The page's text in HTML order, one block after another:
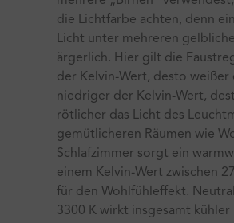
die Lichtfarbe achten, denn
Licht unter mehreren
ärgerlich. Hier gilt die
der Kelvin-Wert, desto weißer
niedriger der Kelvin-Wert,
rötlicher das Licht des
gemütlicheren Räumen wie
Schlafzimmer sorgt ein
einem Kelvin-Wert zwischen
für den Wohlfühleffekt.
3300 K wirkt insgesamt kühler